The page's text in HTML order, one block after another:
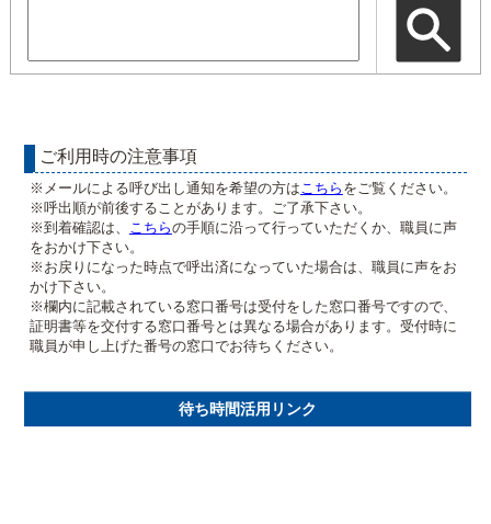
ご利用時の注意事項
※メールによる呼び出し通知を希望の方は こちら をご覧ください。
※呼出順が前後することがあります。ご了承下さい。
※到着確認は、
こちらの手順に沿って行っていただくか、職員に声
をおかけ下さい。
※お戻りになった時点で呼出済になっていた場合は、職員に声をお
かけ下さい。
※欄内に記載されている窓口番号は受付をした窓口番号ですので、
証明書等を交付する窓口番号とは異なる場合があります。受付時に
職員が申し上げた番号の窓口でお待ちください。
待ち時間活用リンク